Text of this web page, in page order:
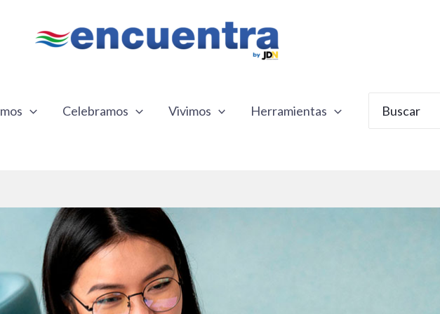
Celebramos Vivimos Herramientas
por: